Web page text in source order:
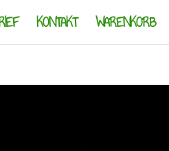
KONTAKT WARENKORB